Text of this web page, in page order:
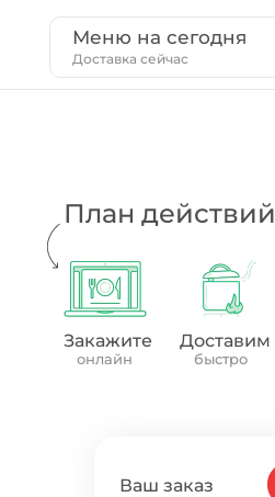
Меню на сегодня
Доставка сейчас
План действий
Закажите
онлайн
Доставим
быстро
Ваш заказ